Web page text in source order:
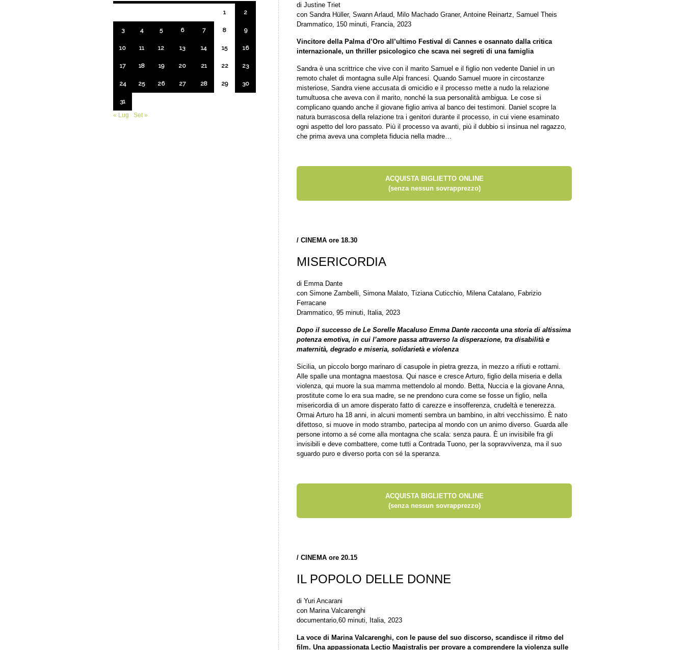
di Justine Triet
con Sandra Hüller, Swann Arlaud, Milo Machado Graner, Antoine Reinartz, Samuel Theis
Drammatico, 150 minuti, Francia, 2023
Vincitore della Palma d’Oro all’ultimo Festival di Cannes e osannato dalla critica
internazionale, un thriller psicologico che scava nei segreti di una famiglia
Sandra è una scrittrice che vive con il marito Samuel e il figlio non vedente Daniel in un
remoto chalet di montagna sulle Alpi francesi. Quando Samuel muore in circostanze
misteriose, Sandra viene accusata di omicidio e il processo mette a nudo la relazione
tumultuosa che aveva con il marito, nonché la sua personalità ambigua. Le cose si
complicano quando anche il giovane figlio arriva al banco dei testimoni. Daniel scopre la
natura burrascosa della relazione tra i genitori durante il processo, in cui viene esaminato
ogni aspetto del loro passato. Più il processo va avanti, più il dubbio si insinua nel ragazzo,
che prima aveva una completa fiducia nella madre…
ACQUISTA BIGLIETTO ONLINE
(senza nessun sovrapprezzo)
/ CINEMA ore 18.30
MISERICORDIA
di Emma Dante
con Simone Zambelli, Simona Malato, Tiziana Cuticchio, Milena Catalano, Fabrizio
Ferracane
Drammatico, 95 minuti, Italia, 2023
Dopo il successo de Le Sorelle Macaluso Emma Dante racconta una storia di altissima
potenza emotiva, in cui l’amore passa attraverso la disperazione, tra disabilità e
maternità, degrado e miseria, solidarietà e violenza
Sicilia, un piccolo borgo marinaro di casupole in pietra grezza, in mezzo a rifiuti e rottami.
Alle spalle una montagna maestosa. Qui nasce e cresce Arturo, figlio della miseria e della
violenza, qui muore la sua mamma mettendolo al mondo. Betta, Nuccia e la giovane Anna,
prostitute come lo era sua madre, se ne prendono cura come se fosse un figlio, nella
misericordia di un amore disperato fatto di carezze e insofferenza, crudeltà e tenerezza.
Ormai Arturo ha 18 anni, in alcuni momenti sembra un bambino, in altri vecchissimo. È nato
difettoso, si muove in modo strambo, partecipa al mondo con un animo diverso. Guarda alle
persone intorno a sé come alla montagna che scala: senza paura. È un invisibile fra gli
invisibili e deve combattere, come tutti a Contrada Tuono, per la sopravvivenza, ma il suo
sguardo puro e diverso porta con sé la speranza.
ACQUISTA BIGLIETTO ONLINE
(senza nessun sovrapprezzo)
/ CINEMA ore 20.15
IL POPOLO DELLE DONNE
di Yuri Ancarani
con Marina Valcarenghi
documentario,60 minuti, Italia, 2023
La voce di Marina Valcarenghi, con le pause del suo discorso, scandisce il ritmo del
film. Una appassionata Lectio Magistralis per provare a comprendere la violenza sulle
1 2
3 4 5 6 7 8 9
10 11 12 13 14 15 16
17 18 19 20 21 22 23
24 25 26 27 28 29 30
31
« Lug
Set »